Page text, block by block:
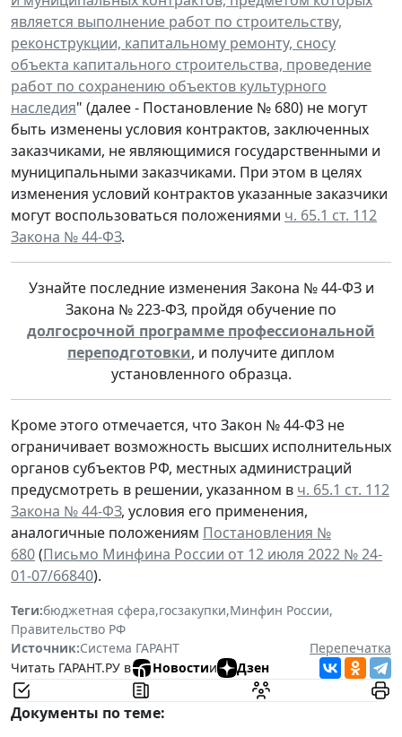
является выполнение работ по строительству,
реконструкции, капитальному ремонту, сносу
объекта капитального строительства, проведение
работ по сохранению объектов культурного
наследия" (далее - Постановление № 680) не могут
быть изменены условия контрактов, заключенных
заказчиками, не являющимися государственными и
муниципальными заказчиками. При этом в целях
изменения условий контрактов указанные заказчики
могут воспользоваться положениями ч. 65.1 ст. 112
Закона № 44-ФЗ.
Узнайте последние изменения Закона № 44-ФЗ и
Закона № 223-ФЗ, пройдя обучение по
долгосрочной программе профессиональной
переподготовки, и получите диплом
установленного образца.
Кроме этого отмечается, что Закон № 44-ФЗ не
ограничивает возможность высших исполнительных
органов субъектов РФ, местных администраций
предусмотреть в решении, указанном в ч. 65.1 ст. 112
Закона № 44-ФЗ, условия его применения,
аналогичные положениям Постановления №
680(Письмо Минфина России от 12 июля 2022 № 24-
01-07/66840).
Теги:бюджетная сфера,госзакупки,Минфин России,
Правительство РФ
Источник:Система ГАРАНТ
Перепечатка
Читать ГАРАНТ.РУ в
Новостии Дзен
Документы по теме: